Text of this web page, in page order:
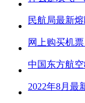
民航局最新
中国东方航
2022年8月最